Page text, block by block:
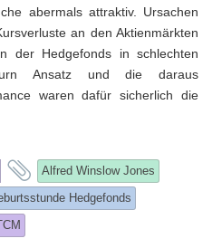
abermals attraktiv. Ursachen
an den Aktienmärkten
der Hedgefonds in schlechten
Ansatz und die daraus
waren dafür sicherlich die
and
tagged
Alfred Winslow Jones
Hedgefonds